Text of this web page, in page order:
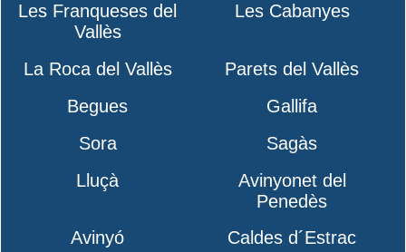
Les Franqueses del
Vallès
Les Cabanyes
La Roca del Vallès
Parets del Vallès
Begues
Gallifa
Sora
Sagàs
Lluçà
Avinyonet del
Penedès
Avinyó
Caldes d´Estrac